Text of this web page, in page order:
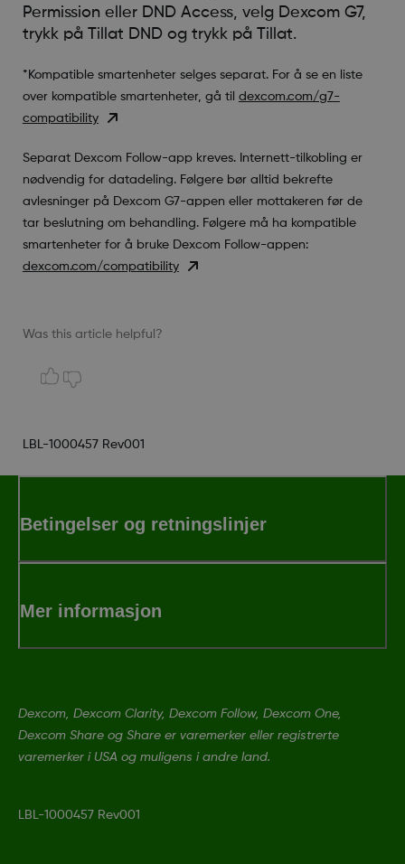
Permission eller DND Access, velg Dexcom G7,
trykk på Tillat DND og trykk på Tillat.
*Kompatible smartenheter selges separat. For å se en liste
over kompatible smartenheter, gå til dexcom.com/g7-
compatibility
Separat Dexcom Follow-app kreves. Internett-tilkobling er
nødvendig for datadeling. Følgere bør alltid bekrefte
avlesninger på Dexcom G7-appen eller mottakeren før de
tar beslutning om behandling. Følgere må ha kompatible
smartenheter for å bruke Dexcom Follow-appen:
dexcom.com/compatibility
Was this article helpful?
LBL-1000457 Rev001
Betingelser og retningslinjer
Mer informasjon
Dexcom, Dexcom Clarity, Dexcom Follow, Dexcom One,
Dexcom Share og Share er varemerker eller registrerte
varemerker i USA og muligens i andre land.
LBL-1000457 Rev001